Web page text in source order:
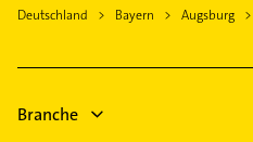
Steuerberater
Lüftungsanlagen
Steuerberater
Deutschland
Bayern Augsburg
Branche